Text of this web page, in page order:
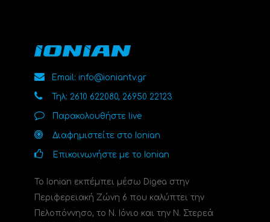
Email: info@ioniantv.gr
Τηλ: 2610 622080, 26950 22123
Παρακολουθήστε live
Διαφημιστείτε στο Ionian
Επικοινωνήστε με το Ionian
Το Ionian εκπέμπει μέσω Digea στην
Περιφερειακή Ζώνη 6 που καλύπτει την
Πελοπόννησο, το N. Ιόνιο και την Ν. Στερεά